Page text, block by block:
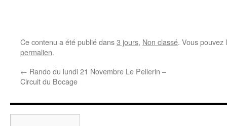
Ce contenu a été publié dans3 jours, Non classé. Vous
permalien.
← Rando du lundi 21 Novembre Le Pellerin –
Circuit du Bocage